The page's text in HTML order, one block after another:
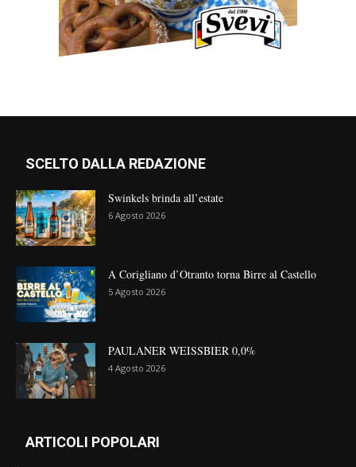
SCELTO DALLA REDAZIONE
Swinkels brinda all’estate
6 Agosto 2026
A Corigliano d’Otranto torna Birre al Castello
5 Agosto 2026
PAULANER WEISSBIER 0,0%
4 Agosto 2026
ARTICOLI POPOLARI